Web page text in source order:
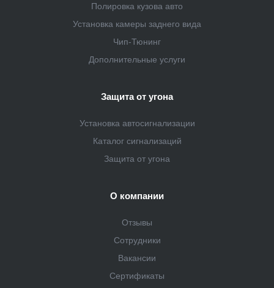
Полировка кузова авто
Установка камеры заднего вида
Чип-Тюнинг
Дополнительные услуги
Защита от угона
Установка автосигнализации
Каталог сигнализаций
Защита от угона
О компании
Отзывы
Сотрудники
Вакансии
Сертификаты